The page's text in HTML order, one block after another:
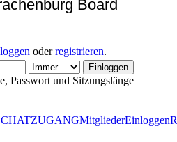
Board
oderregistrieren.
Passwort und Sitzungslänge
MitgliederEinloggen